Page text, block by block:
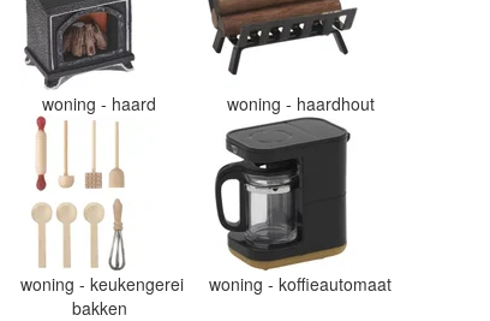
woning - haard woning - haardhout
woning - keukengerei
bakken
woning - koffieautomaat